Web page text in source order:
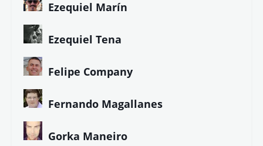
Ezequiel Marín
Ezequiel Tena
Felipe Company
Fernando Magallanes
Gorka Maneiro